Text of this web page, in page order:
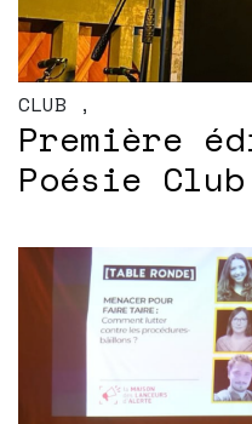
CLUB ,
Première
Poésie Club